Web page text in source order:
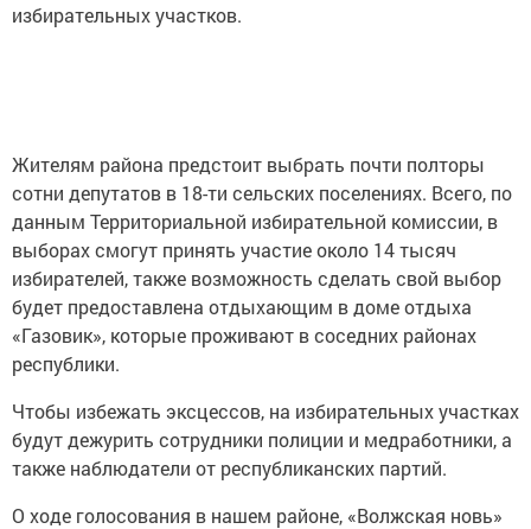
избирательных участков.
Жителям района предстоит выбрать почти полторы
сотни депутатов в 18-ти сельских поселениях. Всего, по
данным Территориальной избирательной комиссии, в
выборах смогут принять участие около 14 тысяч
избирателей, также возможность сделать свой выбор
будет предоставлена отдыхающим в доме отдыха
«Газовик», которые проживают в соседних районах
республики.
Чтобы избежать эксцессов, на избирательных участках
будут дежурить сотрудники полиции и медработники, а
также наблюдатели от республиканских партий.
О ходе голосования в нашем районе, «Волжская новь»